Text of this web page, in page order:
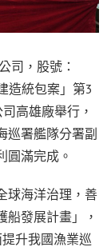
司，股號：
造統包案」第3
高雄廠舉行，
巡署艦隊分署副
圓滿完成。
球海洋治理，善
發展計畫」，
升我國漁業巡